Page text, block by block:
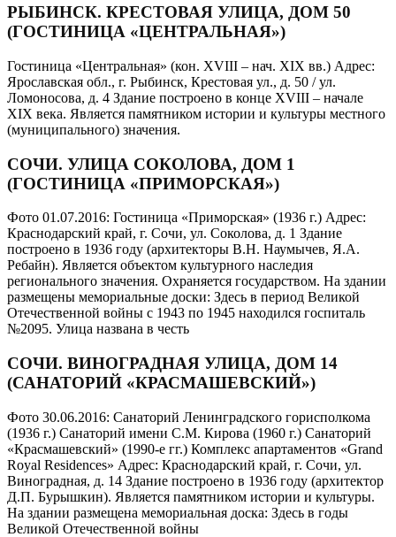
РЫБИНСК. КРЕСТОВАЯ УЛИЦА, ДОМ 50
(ГОСТИНИЦА «ЦЕНТРАЛЬНАЯ»)
Гостиница «Центральная» (кон. XVIII – нач. XIX вв.) Адрес:
Ярославская обл., г. Рыбинск, Крестовая ул., д. 50 / ул.
Ломоносова, д. 4 Здание построено в конце XVIII – начале
XIX века. Является памятником истории и культуры местного
(муниципального) значения.
СОЧИ. УЛИЦА СОКОЛОВА, ДОМ 1
(ГОСТИНИЦА «ПРИМОРСКАЯ»)
Фото 01.07.2016: Гостиница «Приморская» (1936 г.) Адрес:
Краснодарский край, г. Сочи, ул. Соколова, д. 1 Здание
построено в 1936 году (архитекторы В.Н. Наумычев, Я.А.
Ребайн). Является объектом культурного наследия
регионального значения. Охраняется государством. На здании
размещены мемориальные доски: Здесь в период Великой
Отечественной войны с 1943 по 1945 находился госпиталь
№2095. Улица названа в честь
СОЧИ. ВИНОГРАДНАЯ УЛИЦА, ДОМ 14
(САНАТОРИЙ «КРАСМАШЕВСКИЙ»)
Фото 30.06.2016: Санаторий Ленинградского горисполкома
(1936 г.) Санаторий имени С.М. Кирова (1960 г.) Санаторий
«Красмашевский» (1990-е гг.) Комплекс апартаментов «Grand
Royal Residences» Адрес: Краснодарский край, г. Сочи, ул.
Виноградная, д. 14 Здание построено в 1936 году (архитектор
Д.П. Бурышкин). Является памятником истории и культуры.
На здании размещена мемориальная доска: Здесь в годы
Великой Отечественной войны